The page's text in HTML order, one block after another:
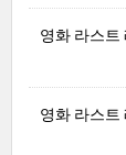
영화 라스트
영화 라스트